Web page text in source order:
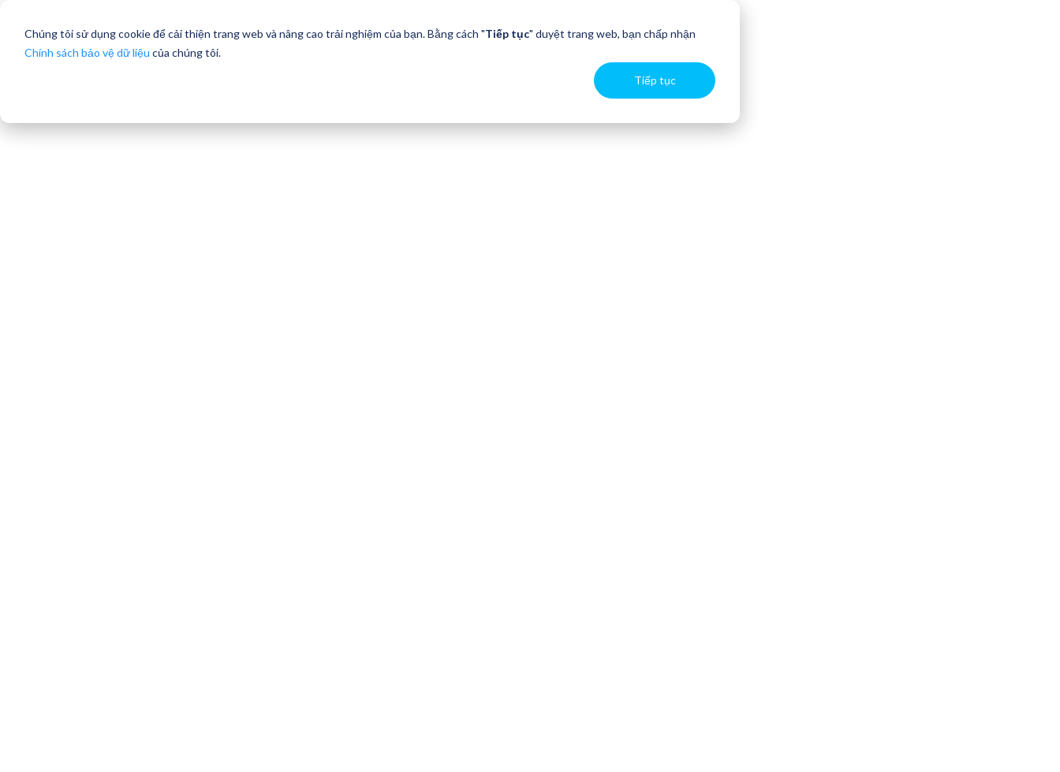
Chúng tôi sử dụng cookie để cải thiện trang web và nâng cao trải nghiệm của bạn. Bằng cách "Tiếp tục" duyệt trang web, bạn chấp nhận
Chính sách bảo vệ dữ liệu của chúng tôi.
Tiếp tục